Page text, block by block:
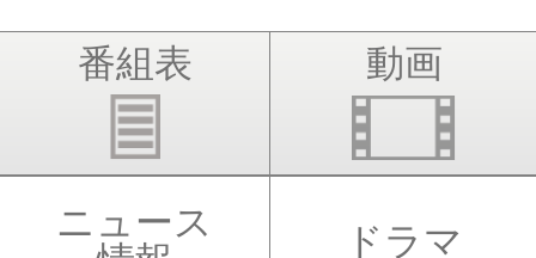
番組表 動画
ニュース
ドラマ